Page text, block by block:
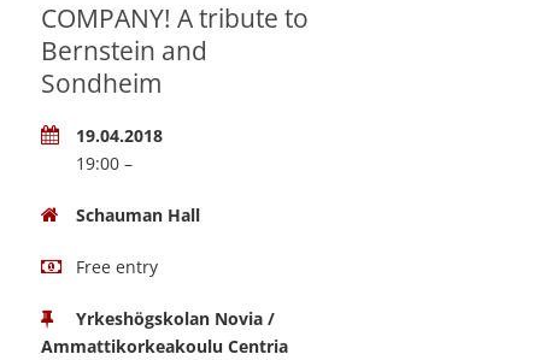
COMPANY! A tribute to
Bernstein and
Sondheim
19.04.2018
19:00 –
Schauman Hall
Free entry
Yrkeshögskolan Novia /
Ammattikorkeakoulu Centria